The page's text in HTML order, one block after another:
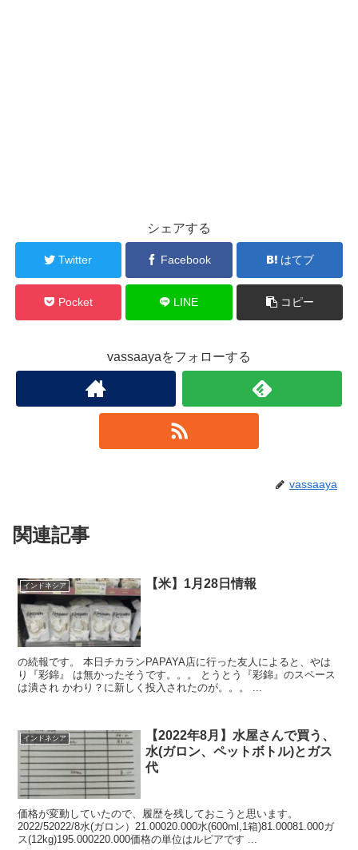
シェアする
Twitter Facebook はてブ
Pocket LINE コピー
vassaayaをフォローする
vassaaya
関連記事
インドネシア 【米】1月28日情報
の続報です。 本日チカランPAPAYA店に行った友人によると、やは
り『彩錦』 は無かったそうです。。。 とうとう『彩錦』のスペース
は潰され かわり？に新しく投入されたのが。。。 ...
インドネシア
【2022年8月】水屋さんで買う、
水(ガロン、ペットボトル)とガス
代
価格が変動していたので、履歴を残しておこうと思います。
2022/52022/8水(ガロン）21.00020.000水(600ml,1箱)81.00081.000ガ
ス(12kg)195.000220.000価格の単位はルピアです ...